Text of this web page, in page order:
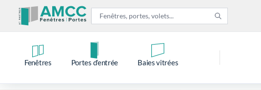
Fenêtres Portes d’entrée Baies vitrées